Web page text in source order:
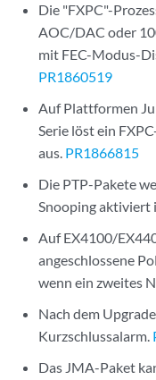
Die "FXPC"-
AOC/DAC oder
mit FEC-Modus-
PR1860519
Auf Plattformen
Serie löst ein
aus. PR1866815
Die PTP-Pakete
Snooping aktiviert
Auf EX4100/
angeschlossene
wenn ein zweites
Nach dem
Kurzschlussalarm.
Das JMA-Paket